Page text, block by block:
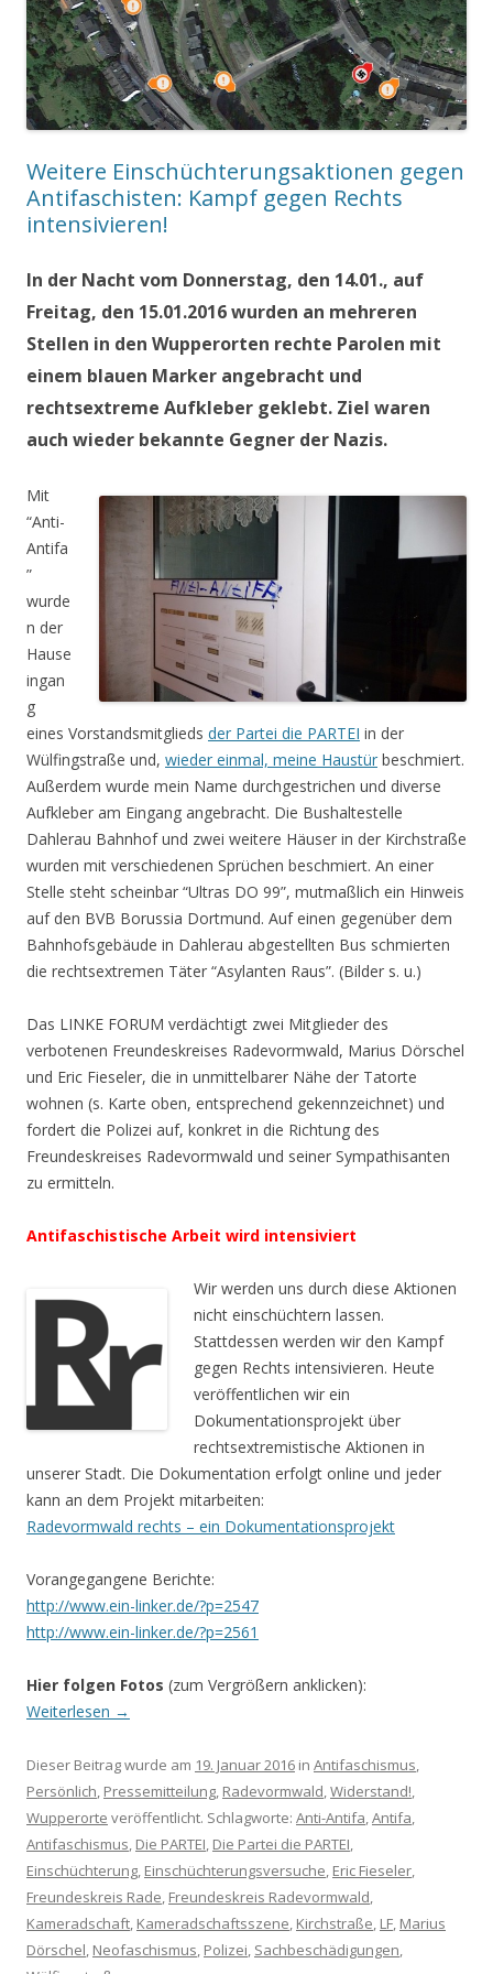
Weitere Einschüchterungsaktionen gegen
Antifaschisten: Kampf gegen Rechts
intensivieren!
In der Nacht vom Donnerstag, den 14.01., auf
Freitag, den 15.01.2016 wurden an mehreren
Stellen in den Wupperorten rechte Parolen mit
einem blauen Marker angebracht und
rechtsextreme Aufkleber geklebt. Ziel waren
auch wieder bekannte Gegner der Nazis.
Mit
“Anti-
Antifa
”
wurde
n der
Hause
ingan
g
eines Vorstandsmitglieds der Partei die PARTEI in der
Wülfingstraße und, wieder einmal, meine Haustür beschmiert.
Außerdem wurde mein Name durchgestrichen und diverse
Aufkleber am Eingang angebracht. Die Bushaltestelle
Dahlerau Bahnhof und zwei weitere Häuser in der Kirchstraße
wurden mit verschiedenen Sprüchen beschmiert. An einer
Stelle steht scheinbar “Ultras DO 99”, mutmaßlich ein Hinweis
auf den BVB Borussia Dortmund. Auf einen gegenüber dem
Bahnhofsgebäude in Dahlerau abgestellten Bus schmierten
die rechtsextremen Täter “Asylanten Raus”. (Bilder s. u.)
Das LINKE FORUM verdächtigt zwei Mitglieder des
verbotenen Freundeskreises Radevormwald, Marius Dörschel
und Eric Fieseler, die in unmittelbarer Nähe der Tatorte
wohnen (s. Karte oben, entsprechend gekennzeichnet) und
fordert die Polizei auf, konkret in die Richtung des
Freundeskreises Radevormwald und seiner Sympathisanten
zu ermitteln.
Antifaschistische Arbeit wird intensiviert
Wir werden uns durch diese Aktionen
nicht einschüchtern lassen.
Stattdessen werden wir den Kampf
gegen Rechts intensivieren. Heute
veröffentlichen wir ein
Dokumentationsprojekt über
rechtsextremistische Aktionen in
unserer Stadt. Die Dokumentation erfolgt online und jeder
kann an dem Projekt mitarbeiten:
Radevormwald rechts – ein Dokumentationsprojekt
Vorangegangene Berichte:
http://www.ein-linker.de/?p=2547
http://www.ein-linker.de/?p=2561
Hier folgen Fotos (zum Vergrößern anklicken):
Weiterlesen →
Dieser Beitrag wurde am 19. Januar 2016 in Antifaschismus
Persönlich Pressemitteilung Radevormwald Widerstand!
Wupperorte veröffentlicht. Schlagworte: Anti-Antifa Antifa
Antifaschismus Die PARTEI Die Partei die PARTEI
Einschüchterung Einschüchterungsversuche Eric Fieseler
Freundeskreis Rade Freundeskreis Radevormwald
Kameradschaft Kameradschaftsszene Kirchstraße LF Marius
Dörschel Neofaschismus Polizei Sachbeschädigungen